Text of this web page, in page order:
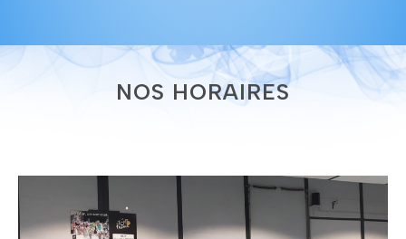
NOS HORAIRES